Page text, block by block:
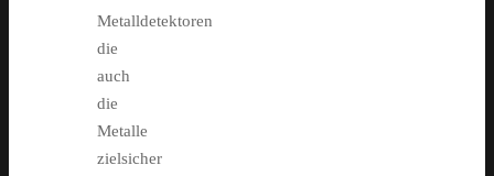
Metalldetektoren
die
auch
die
Metalle
zielsicher